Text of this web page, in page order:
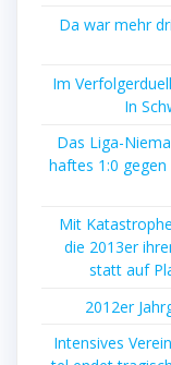
Da war mehr
Im
In
Das Liga-
haf­tes 1:0
Mit
die 2013er
statt auf
2012er
Inten­si­ves